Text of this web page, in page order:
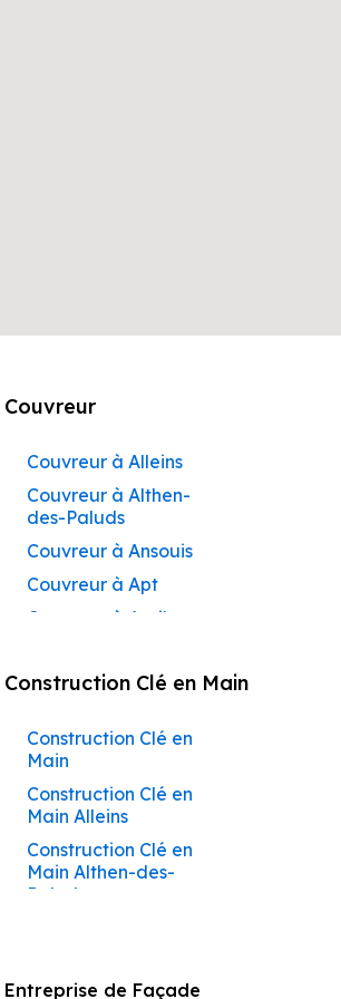
Couvreur
Couvreur à Alleins
Couvreur à Althen-
des-Paluds
Couvreur à Ansouis
Couvreur à Apt
Couvreur à Auribeau
Couvreur à Avignon
Barbentane
Couvreur à
Beaumettes
Couvreur à Beaumont-
de-Pertuis
Couvreur à Bédarrides
Couvreur à Buoux
Construction Clé en Main
Construction Clé en
Main
Construction Clé en
Main Alleins
Construction Clé en
Main Althen-des-
Paluds
Construction Clé en
Entreprise de Façade